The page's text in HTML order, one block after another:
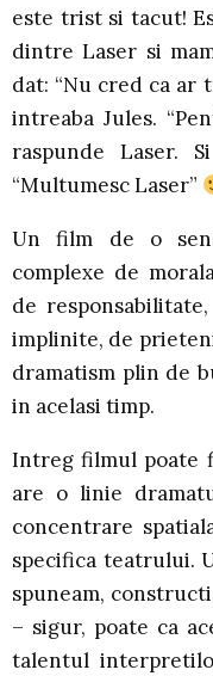
este trist si tacut!
dintre Laser si
dat: “Nu cred ca ar
intreaba Jules.
raspunde Laser.
“Multumesc Laser”
Un film de o
complexe de
de
implinite, de
dramatism plin de
in acelasi timp.
Intreg filmul poate
are o linie
concentrare
specifica teatrului.
spuneam,
– sigur, poate ca
talentul